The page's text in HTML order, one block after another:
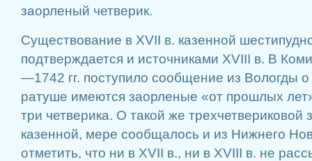
заорленый четверик.
Существование в XVII в. казенной
подтверждается и источниками XVIII в. В
—1742 гг. поступило сообщение из Вологды
ратуше имеются заорленые «от прошлых
три четверика. О такой же трехчетвериковой
казенной, мере сообщалось и из Нижнего
отметить, что ни в XVII в., ни в XVIII в. не